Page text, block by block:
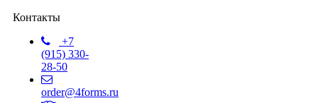
Контакты
+7
(915) 330-
28-50
order@4forms.ru